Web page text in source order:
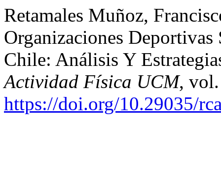
Retamales Muñoz,
Organizaciones
Chile: Análisis Y
Actividad Física UCM,
https://doi.org/10.29035/